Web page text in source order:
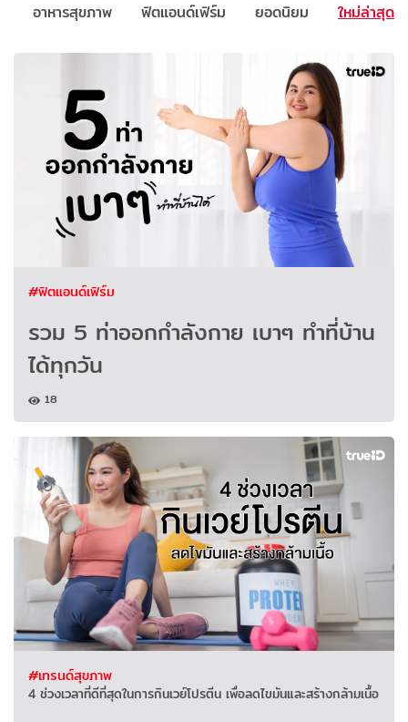
ใหม่ล่าสุด
ยอดนิยม
ฟิตแอนด์เฟิร์ม
อาหารสุขภาพ
#ฟิตแอนด์เฟิร์ม
รวม 5 ท่าออกกำลังกาย เบาๆ ทำที่บ้าน
ได้ทุกวัน
18
#เทรนด์สุขภาพ
4 ช่วงเวลาที่ดีที่สุดในการกินเวย์โปรตีน เพื่อลดไขมันและสร้างกล้ามเนื้อ